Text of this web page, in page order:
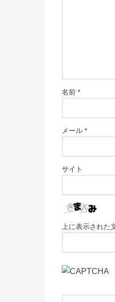
名前 *
メール *
サイト
上に表示された